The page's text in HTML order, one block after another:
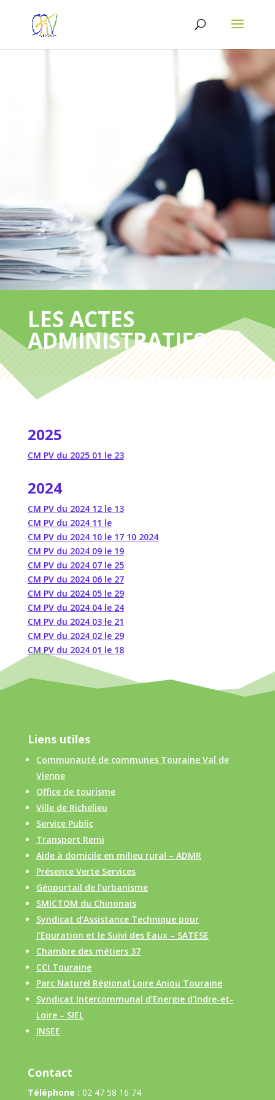
LES ACTES
ADMINISTRATIFS
2025
CM PV du 2025 01 le 23
2024
CM PV du 2024 12 le 13
CM PV du 2024 11 le
CM PV du 2024 10 le 17 10 2024
CM PV du 2024 09 le 19
CM PV du 2024 07 le 25
CM PV du 2024 06 le 27
CM PV du 2024 05 le 29
CM PV du 2024 04 le 24
CM PV du 2024 03 le 21
CM PV du 2024 02 le 29
CM PV du 2024 01 le 18
Liens utiles
Communauté de communes Touraine Val de
Vienne
Office de tourisme
Ville de Richelieu
Service Public
Transport Remi
Aide à domicile en milieu rural – ADMR
Présence Verte Services
Géoportail de l’urbanisme
SMICTOM du Chinonais
Syndicat d’Assistance Technique pour
l’Epuration et le Suivi des Eaux – SATESE
Chambre des métiers 37
CCI Touraine
Parc Naturel Régional Loire Anjou Touraine
Syndicat Intercommunal d’Energie d’Indre-et-
Loire – SIEL
INSEE
Contact
Téléphone : 02 47 58 16 74